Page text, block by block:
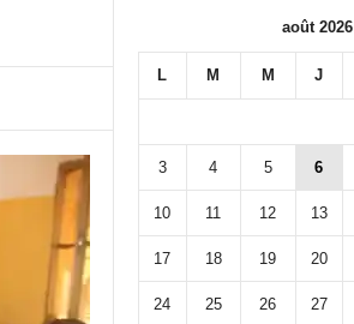
août 2026
L M M J
3 4 5 6
10 11 12 13
17 18 19 20
24 25 26 27